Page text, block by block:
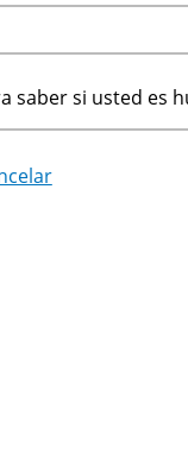
saber si usted es